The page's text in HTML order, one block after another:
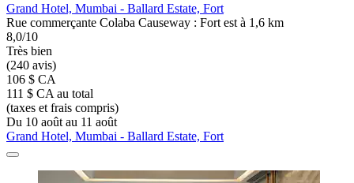
Grand Hotel, Mumbai - Ballard Estate, Fort
Rue commerçante Colaba Causeway : Fort est à 1,6 km
8,0/10
Très bien
(240 avis)
106 $ CA
111 $ CA au total
(taxes et frais compris)
Du 10 août au 11 août
Grand Hotel, Mumbai - Ballard Estate, Fort